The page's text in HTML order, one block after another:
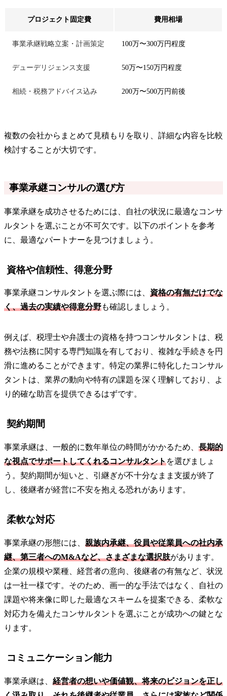
プロジェクト固定費 費用相場
事業承継戦略立案・計画策定 100万〜300万円程度
デューデリジェンス支援 50万〜150万円程度
相続・税務アドバイス込み 200万〜500万円前後
複数の会社からまとめて見積もりを取り、詳細な内容を比較
検討することが大切です。
事業承継コンサルの選び方
事業承継を成功させるためには、自社の状況に最適なコンサ
ルタントを選ぶことが不可欠です。以下のポイントを参考
に、最適なパートナーを見つけましょう。
資格や信頼性、得意分野
事業承継コンサルタントを選ぶ際には、 資格の有無だけでな
く、過去の実績や得意分野も確認しましょう。
例えば、税理士や弁護士の資格を持つコンサルタントは、税
務や法務に関する専門知識を有しており、複雑な手続きを円
滑に進めることができます。特定の業界に特化したコンサル
タントは、業界の動向や特有の課題を深く理解しており、よ
り的確な助言を提供できるはずです。
契約期間
事業承継は、一般的に数年単位の時間がかかるため、 長期的
な視点でサポートしてくれるコンサルタントを選びましょ
う。契約期間が短いと、引継ぎが不十分なまま支援が終了
し、後継者が経営に不安を抱える恐れがあります。
柔軟な対応
事業承継の形態には、 親族内承継、役員や従業員への社内承
継、第三者へのM&Aなど、さまざまな選択肢があります。
企業の規模や業種、経営者の意向、後継者の有無など、状況
は一社一様です。そのため、画一的な手法ではなく、自社の
課題や将来像に即した最適なスキームを提案できる、柔軟な
対応力を備えたコンサルタントを選ぶことが成功への鍵とな
ります。
コミュニケーション能力
事業承継は、 経営者の想いや価値観、将来のビジョンを正し